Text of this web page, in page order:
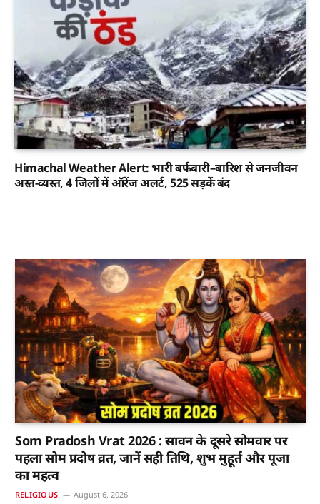
Himachal Weather Alert: भारी बर्फबारी–बारिश से जनजीवन
अस्त-व्यस्त, 4 जिलों में ऑरेंज अलर्ट, 525 सड़कें बंद
Som Pradosh Vrat 2026 : सावन के दूसरे सोमवार पर
पहला सोम प्रदोष व्रत, जानें सही तिथि, शुभ मुहूर्त और पूजा
का महत्व
RELIGIOUS August 6, 2026